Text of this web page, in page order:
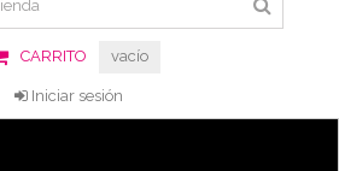
CARRITO vacío
Iniciar sesión